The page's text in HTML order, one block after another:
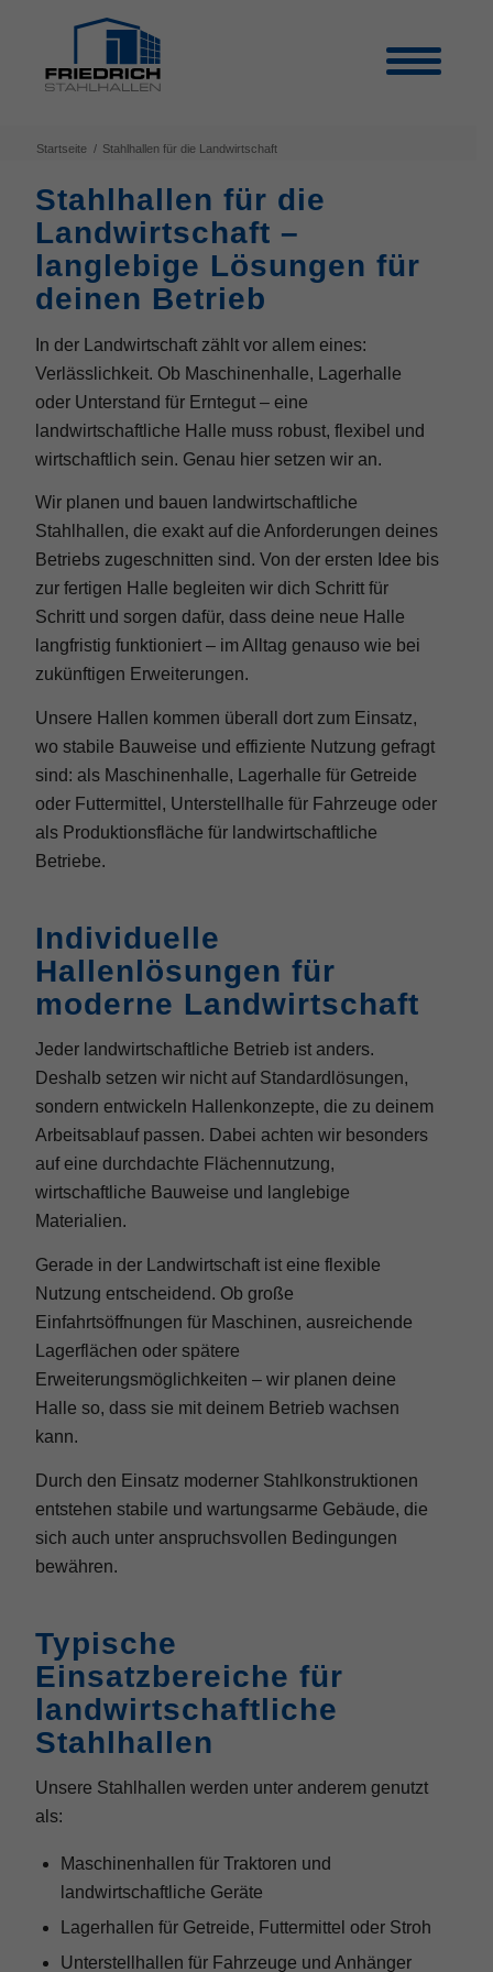
Startseite / Stahlhallen für die Landwirtschaft
Stahlhallen für die
Landwirtschaft –
langlebige Lösungen für
deinen Betrieb
In der Landwirtschaft zählt vor allem eines:
Verlässlichkeit. Ob Maschinenhalle, Lagerhalle
oder Unterstand für Erntegut – eine
landwirtschaftliche Halle muss robust, flexibel und
wirtschaftlich sein. Genau hier setzen wir an.
Wir planen und bauen landwirtschaftliche
Stahlhallen, die exakt auf die Anforderungen deines
Betriebs zugeschnitten sind. Von der ersten Idee bis
zur fertigen Halle begleiten wir dich Schritt für
Schritt und sorgen dafür, dass deine neue Halle
langfristig funktioniert – im Alltag genauso wie bei
zukünftigen Erweiterungen.
Unsere Hallen kommen überall dort zum Einsatz,
wo stabile Bauweise und effiziente Nutzung gefragt
sind: als Maschinenhalle, Lagerhalle für Getreide
oder Futtermittel, Unterstellhalle für Fahrzeuge oder
als Produktionsfläche für landwirtschaftliche
Betriebe.
Individuelle
Hallenlösungen für
moderne Landwirtschaft
Jeder landwirtschaftliche Betrieb ist anders.
Deshalb setzen wir nicht auf Standardlösungen,
sondern entwickeln Hallenkonzepte, die zu deinem
Arbeitsablauf passen. Dabei achten wir besonders
auf eine durchdachte Flächennutzung,
wirtschaftliche Bauweise und langlebige
Materialien.
Gerade in der Landwirtschaft ist eine flexible
Nutzung entscheidend. Ob große
Einfahrtsöffnungen für Maschinen, ausreichende
Lagerflächen oder spätere
Erweiterungsmöglichkeiten – wir planen deine
Halle so, dass sie mit deinem Betrieb wachsen
kann.
Durch den Einsatz moderner Stahlkonstruktionen
entstehen stabile und wartungsarme Gebäude, die
sich auch unter anspruchsvollen Bedingungen
bewähren.
Typische
Einsatzbereiche für
landwirtschaftliche
Stahlhallen
Unsere Stahlhallen werden unter anderem genutzt
als:
Maschinenhallen für Traktoren und
landwirtschaftliche Geräte
Lagerhallen für Getreide, Futtermittel oder Stroh
Unterstellhallen für Fahrzeuge und Anhänger